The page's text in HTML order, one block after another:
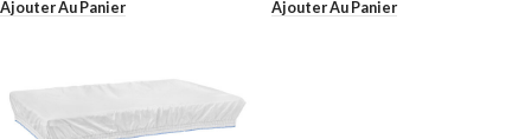
Ajouter Au Panier Ajouter Au Panier